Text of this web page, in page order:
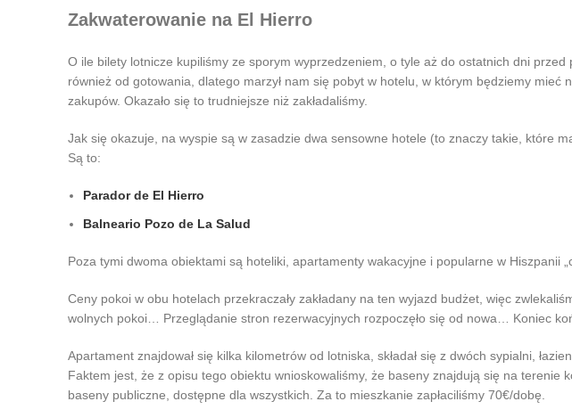
Zakwaterowanie na El Hierro
O ile bilety lotnicze kupiliśmy ze sporym wyprzedzeniem, o tyle aż do ostatnich dni
również od gotowania, dlatego marzył nam się pobyt w hotelu, w którym będziemy
zakupów. Okazało się to trudniejsze niż zakładaliśmy.
Jak się okazuje, na wyspie są w zasadzie dwa sensowne hotele (to znaczy takie, które
Są to:
Parador de El Hierro
Balneario Pozo de La Salud
Poza tymi dwoma obiektami są hoteliki, apartamenty wakacyjne i popularne w Hiszpanii
Ceny pokoi w obu hotelach przekraczały zakładany na ten wyjazd budżet, więc
wolnych pokoi… Przeglądanie stron rezerwacyjnych rozpoczęło się od nowa… Koniec
Apartament znajdował się kilka kilometrów od lotniska, składał się z dwóch sypialni,
Faktem jest, że z opisu tego obiektu wnioskowaliśmy, że baseny znajdują się na terenie
baseny publiczne, dostępne dla wszystkich. Za to mieszkanie zapłaciliśmy 70€/dobę.